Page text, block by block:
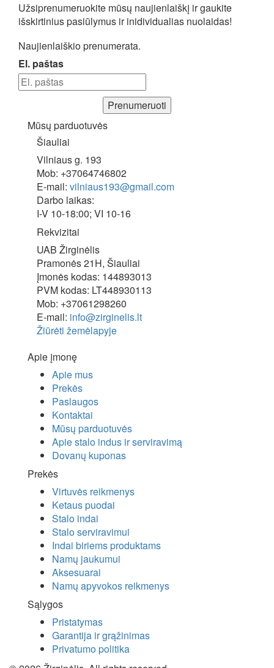
Užsiprenumeruokite mūsų naujienlaiškį ir gaukite
išskirtinius pasiūlymus ir inidividualias nuolaidas!
Naujienlaiškio prenumerata.
El. paštas
Prenumeruoti
Mūsų parduotuvės
Šiauliai
Vilniaus g. 193
Mob: +37064746802
E-mail: vilniaus193@gmail.com
Darbo laikas:
I-V 10-18:00; VI 10-16
Rekvizitai
UAB Žirginėlis
Pramonės 21H, Šiauliai
Įmonės kodas: 144893013
PVM kodas: LT448930113
Mob: +37061298260
E-mail: info@zirginelis.lt
Žiūrėti žemėlapyje
Apie įmonę
Apie mus
Prekės
Paslaugos
Kontaktai
Mūsų parduotuvės
Apie stalo indus ir serviravimą
Dovanų kuponas
Prekės
Virtuvės reikmenys
Ketaus puodai
Stalo indai
Stalo serviravimui
Indai biriems produktams
Namų jaukumui
Aksesuarai
Namų apyvokos reikmenys
Sąlygos
Pristatymas
Garantija ir grąžinimas
Privatumo politika